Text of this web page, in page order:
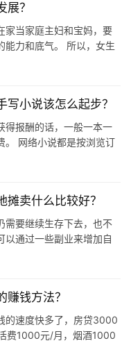
？
家当家庭主妇和宝妈，要
能力和底气。 所以，女生
小说该怎么起步？
得报酬的话，一般一本一
。 网络小说都是按浏览订
卖什么比较好？
需要继续生存下去，也不
以通过一些副业来增加自
钱方法？
的速度快多了，房贷3000
费1000元/月，烟酒1000